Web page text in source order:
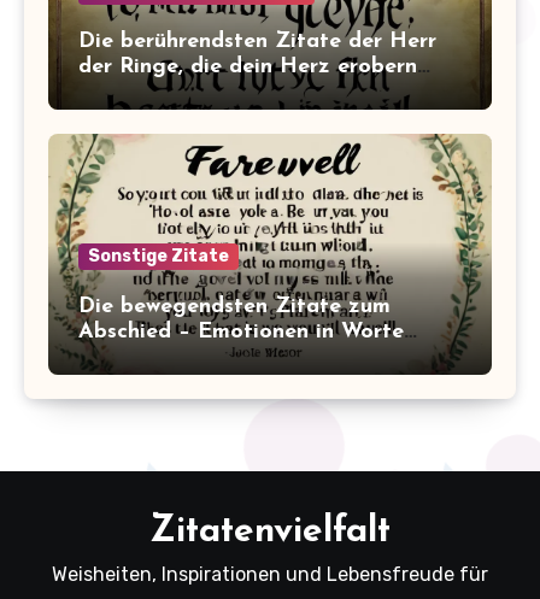
Die berührendsten Zitate der Herr
der Ringe, die dein Herz erobern
werden!
Sonstige Zitate
Die bewegendsten Zitate zum
Abschied – Emotionen in Worte
gefasst
Zitatenvielfalt
Weisheiten, Inspirationen und Lebensfreude für